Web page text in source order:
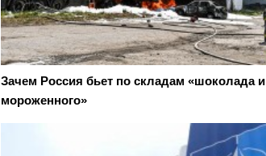
Зачем Россия бьет по складам «шоколада и
мороженного»